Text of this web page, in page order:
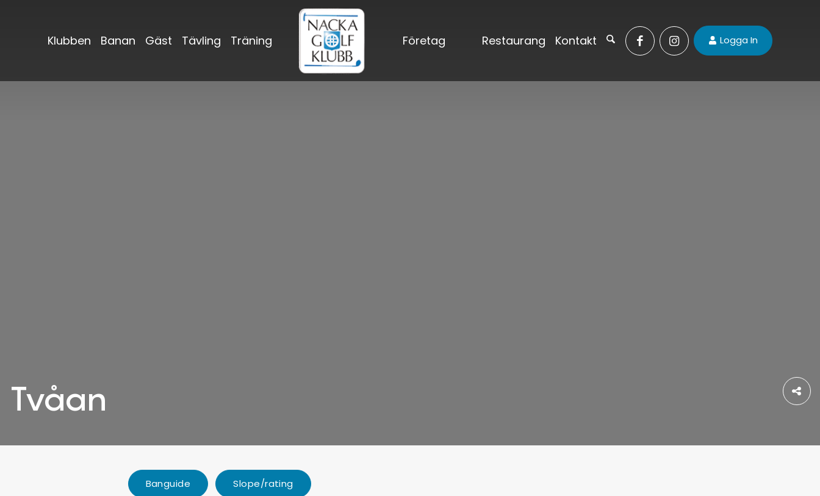
Klubben Banan Gäst Tävling Träning Företag Restaurang Kontakt Logga In
Tvåan
Banguide Slope/rating